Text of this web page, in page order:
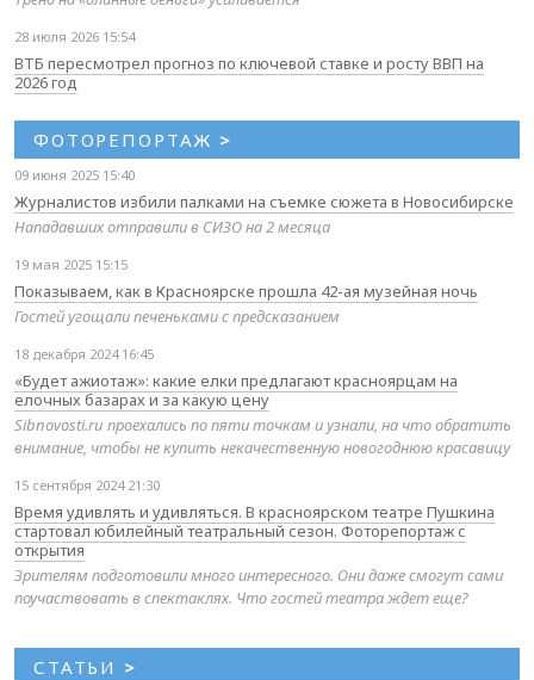
28 июля 2026 15:54
ВТБ пересмотрел прогноз по ключевой ставке и росту ВВП на
2026 год
ФОТОРЕПОРТАЖ >
09 июня 2025 15:40
Журналистов избили палками на съемке сюжета в Новосибирске
Нападавших отправили в СИЗО на 2 месяца
19 мая 2025 15:15
Показываем, как в Красноярске прошла 42-ая музейная ночь
Гостей угощали печеньками с предсказанием
18 декабря 2024 16:45
«Будет ажиотаж»: какие елки предлагают красноярцам на
елочных базарах и за какую цену
Sibnovosti.ru проехались по пяти точкам и узнали, на что обратить
внимание, чтобы не купить некачественную новогоднюю красавицу
15 сентября 2024 21:30
Время удивлять и удивляться. В красноярском театре Пушкина
стартовал юбилейный театральный сезон. Фоторепортаж с
открытия
Зрителям подготовили много интересного. Они даже смогут сами
поучаствовать в спектаклях. Что гостей театра ждет еще?
СТАТЬИ >